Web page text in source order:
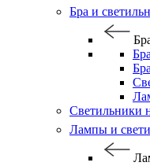
Бра и
Бра
Светильники
Лампы и